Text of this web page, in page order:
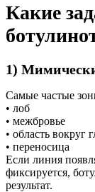
Какие
1)
Самые частые
• лоб
• межбровье
• область вокруг
• переносица
Если линия
фиксируется,
результат.